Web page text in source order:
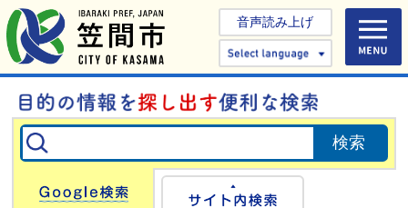
音声読み上げ
Select
Google検索